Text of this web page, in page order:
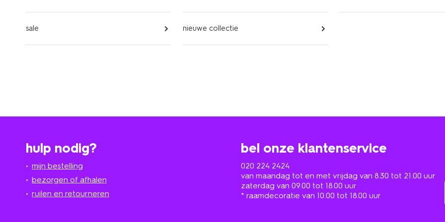
sale nieuwe collectie
hulp nodig?
mijn bestelling
bezorgen of afhalen
ruilen en retourneren
bel onze klantenservice
020 224 2424
van maandag tot en met vrijdag van 8.30 tot 21.00 uur
zaterdag van 09.00 tot 18.00 uur
* raamdecoratie van 10.00 tot 18.00 uur